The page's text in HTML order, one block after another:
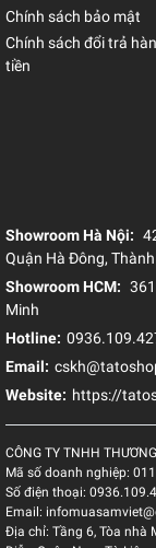
Chính sách bảo mật
Chính sách đổi trả
tiền
Showroom Hà Nội:
Quận Hà Đông,
Showroom HCM:
Minh
Hotline:
Email:
Website: https://
CÔNG TY TNHH
Mã số doanh nghiệp:
Số điện thoại:
Email:
Địa chỉ: Tầng 6, Tòa nhà